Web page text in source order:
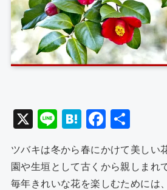
X
Li
e
H
e
n
F
c
e
有
ツバキは冬から春にかけて美しい
園や生垣として古くから親しまれ
毎年きれいな花を楽しむためには